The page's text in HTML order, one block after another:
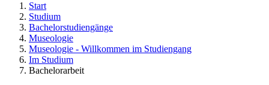
Start
Studium
Bachelorstudiengänge
Museologie
Museologie - Willkommen im Studiengang
Im Studium
Bachelorarbeit